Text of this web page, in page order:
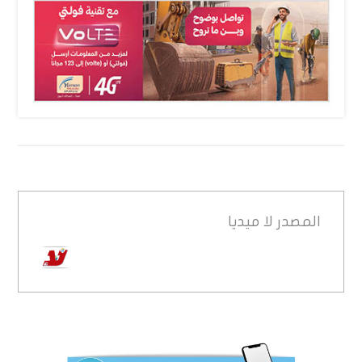
المصدر لا ميديا